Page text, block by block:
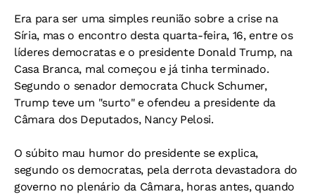
Era para ser uma simples reunião sobre a crise na
Síria, mas o encontro desta quarta-feira, 16, entre os
líderes democratas e o presidente Donald Trump, na
Casa Branca, mal começou e já tinha terminado.
Segundo o senador democrata Chuck Schumer,
Trump teve um "surto" e ofendeu a presidente da
Câmara dos Deputados, Nancy Pelosi.
O súbito mau humor do presidente se explica,
segundo os democratas, pela derrota devastadora do
governo no plenário da Câmara, horas antes, quando